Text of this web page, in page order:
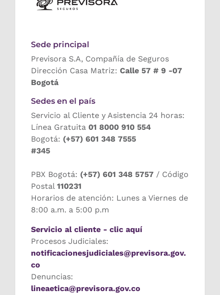
Sede principal
Previsora S.A, Compañía de Seguros
Dirección Casa Matriz: Calle 57 # 9 -07
Bogotá
Sedes en el país
Servicio al Cliente y Asistencia 24 horas:
Línea Gratuita 01 8000 910 554
Bogotá: (+57) 601 348 7555
#345
PBX Bogotá: (+57) 601 348 5757 / Código
Postal 110231
Horarios de atención: Lunes a Viernes de
8:00 a.m. a 5:00 p.m
Servicio al cliente - clic aquí
Procesos Judiciales:
notificacionesjudiciales@previsora.gov.
co
Denuncias:
lineaetica@previsora.gov.co